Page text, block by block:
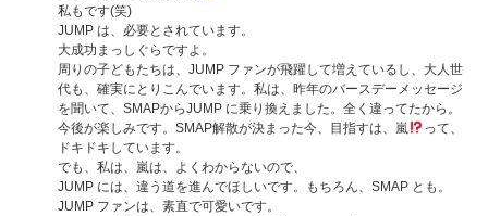
私もです(笑)
JUMP は、必要とされています。
大成功まっしぐらですよ。
周りの子どもたちは、JUMP ファンが飛躍して増えているし、大人世
代も、確実にとりこんでいます。私は、昨年のバースデーメッセージ
を聞いて、SMAPからJUMP に乗り換えました。全く違ってたから。
今後が楽しみです。SMAP解散が決まった今、目指すは、嵐
って、
ドキドキしています。
でも、私は、嵐は、よくわからないので、
JUMP には、違う道を進んでほしいです。もちろん、SMAP とも。
JUMP ファンは、素直で可愛いです。